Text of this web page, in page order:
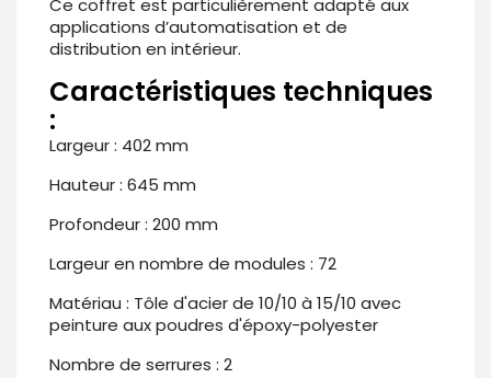
Ce coffret est particulièrement adapté aux
applications d’automatisation et de
distribution en intérieur.
Caractéristiques techniques
:
Largeur : 402 mm
Hauteur : 645 mm
Profondeur : 200 mm
Largeur en nombre de modules : 72
Matériau : Tôle d'acier de 10/10 à 15/10 avec
peinture aux poudres d'époxy-polyester
Nombre de serrures : 2